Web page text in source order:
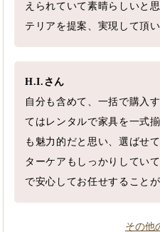
えられていて素晴らしいと
テリアを提案、実現して頂
H.I.さん
自分も含めて、一括で購入
てはレンタルで家具を一式
も魅力的だと思い、選ばせ
ターケアもしっかりしてい
で安心してお任せすることが
その他